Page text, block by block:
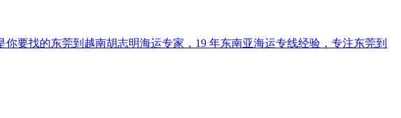
要找的东莞到越南胡志明海运专家，19 年东南亚海运专线经验，专注东莞到